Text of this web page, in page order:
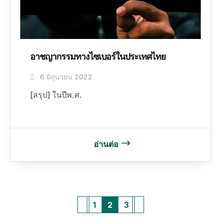
อาชญากรรมทางไซเบอร์ในประเทศไทย
6 มิถุนายน 2022
[สรุป] ในปีพ.ศ.
อ่านต่อ
1 2 3